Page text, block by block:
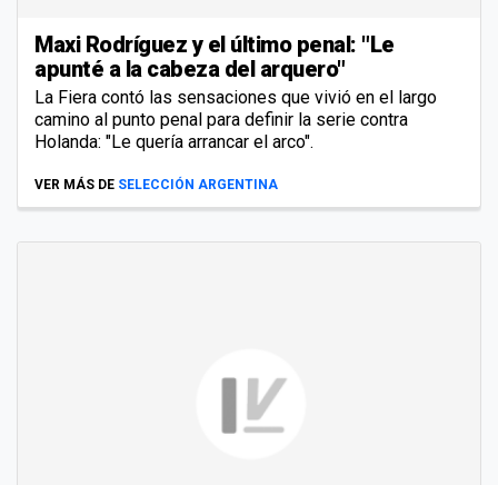
Maxi Rodríguez y el último penal: "Le
apunté a la cabeza del arquero"
La Fiera contó las sensaciones que vivió en el largo
camino al punto penal para definir la serie contra
Holanda: "Le quería arrancar el arco".
VER MÁS DE SELECCIÓN ARGENTINA